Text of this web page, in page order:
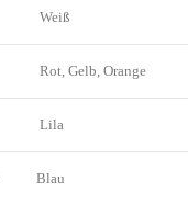
Weiß
Rot, Gelb, Orange
Lila
Blau